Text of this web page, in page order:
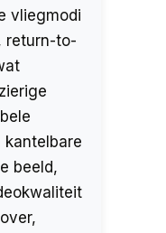
vliegmodi
return-to-
kantelbare
beeld,